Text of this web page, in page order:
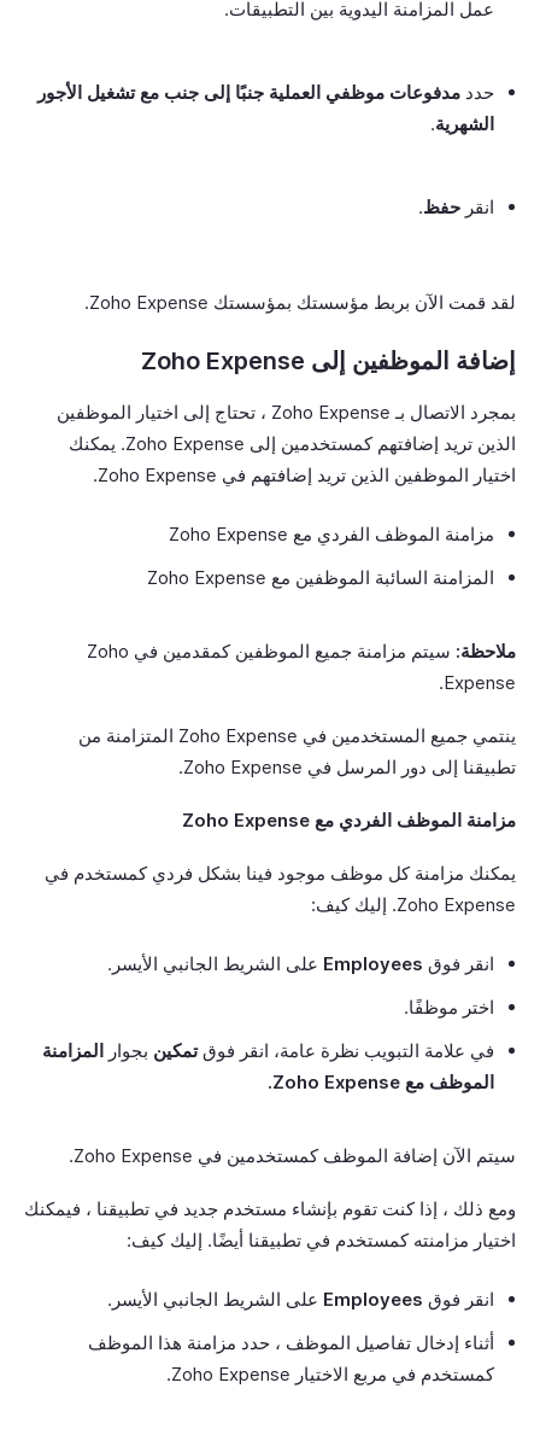
عمل المزامنة اليدوية بين التطبيقات.
حدد مدفوعات موظفي العملية جنبًا إلى جنب مع تشغيل الأجور
الشهرية.
انقر حفظ.
لقد قمت الآن بربط مؤسستك بمؤسستك Zoho Expense.
إضافة الموظفين إلى Zoho Expense
بمجرد الاتصال بـ Zoho Expense ، تحتاج إلى اختيار الموظفين
الذين تريد إضافتهم كمستخدمين إلى Zoho Expense. يمكنك
اختيار الموظفين الذين تريد إضافتهم في Zoho Expense.
مزامنة الموظف الفردي مع Zoho Expense
المزامنة السائبة الموظفين مع Zoho Expense
ملاحظة:
سيتم مزامنة جميع الموظفين كمقدمين في Zoho
Expense.
ينتمي جميع المستخدمين في Zoho Expense المتزامنة من
تطبيقنا إلى دور المرسل في Zoho Expense.
مزامنة الموظف الفردي مع Zoho Expense
يمكنك مزامنة كل موظف موجود فينا بشكل فردي كمستخدم في
Zoho Expense. إليك كيف:
انقر فوق Employees على الشريط الجانبي الأيسر.
اختر موظفًا.
في علامة التبويب نظرة عامة، انقر فوقتمكين بجوار المزامنة
الموظف مع Zoho Expense.
سيتم الآن إضافة الموظف كمستخدمين في Zoho Expense.
ومع ذلك ، إذا كنت تقوم بإنشاء مستخدم جديد في تطبيقنا ، فيمكنك
اختيار مزامنته كمستخدم في تطبيقنا أيضًا. إليك كيف:
انقر فوق Employees على الشريط الجانبي الأيسر.
أثناء إدخال تفاصيل الموظف ، حدد مزامنة هذا الموظف
كمستخدم في مربع الاختيار Zoho Expense.